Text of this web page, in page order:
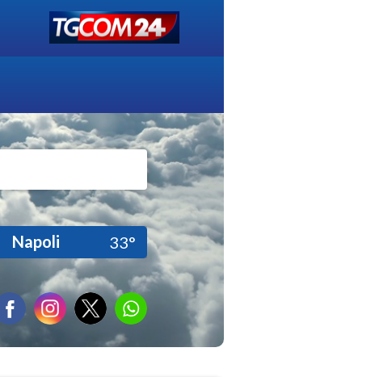
Napoli 33°